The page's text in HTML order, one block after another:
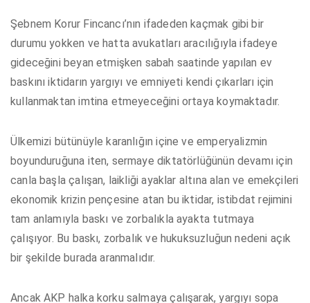
Şebnem Korur Fincancı’nın ifadeden kaçmak gibi bir
durumu yokken ve hatta avukatları aracılığıyla ifadeye
gideceğini beyan etmişken sabah saatinde yapılan ev
baskını iktidarın yargıyı ve emniyeti kendi çıkarları için
kullanmaktan imtina etmeyeceğini ortaya koymaktadır.
Ülkemizi bütünüyle karanlığın içine ve emperyalizmin
boyunduruğuna iten, sermaye diktatörlüğünün devamı için
canla başla çalışan, laikliği ayaklar altına alan ve emekçileri
ekonomik krizin pençesine atan bu iktidar, istibdat rejimini
tam anlamıyla baskı ve zorbalıkla ayakta tutmaya
çalışıyor. Bu baskı, zorbalık ve hukuksuzluğun nedeni açık
bir şekilde burada aranmalıdır.
Ancak AKP halka korku salmaya çalışarak, yargıyı sopa